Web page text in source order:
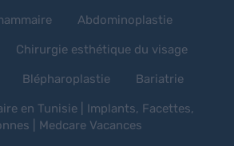
Abdominoplastie
Chirurgie esthétique du visage
Blépharoplastie Bariatrie
en Tunisie | Implants, Facettes,
| Medcare Vacances